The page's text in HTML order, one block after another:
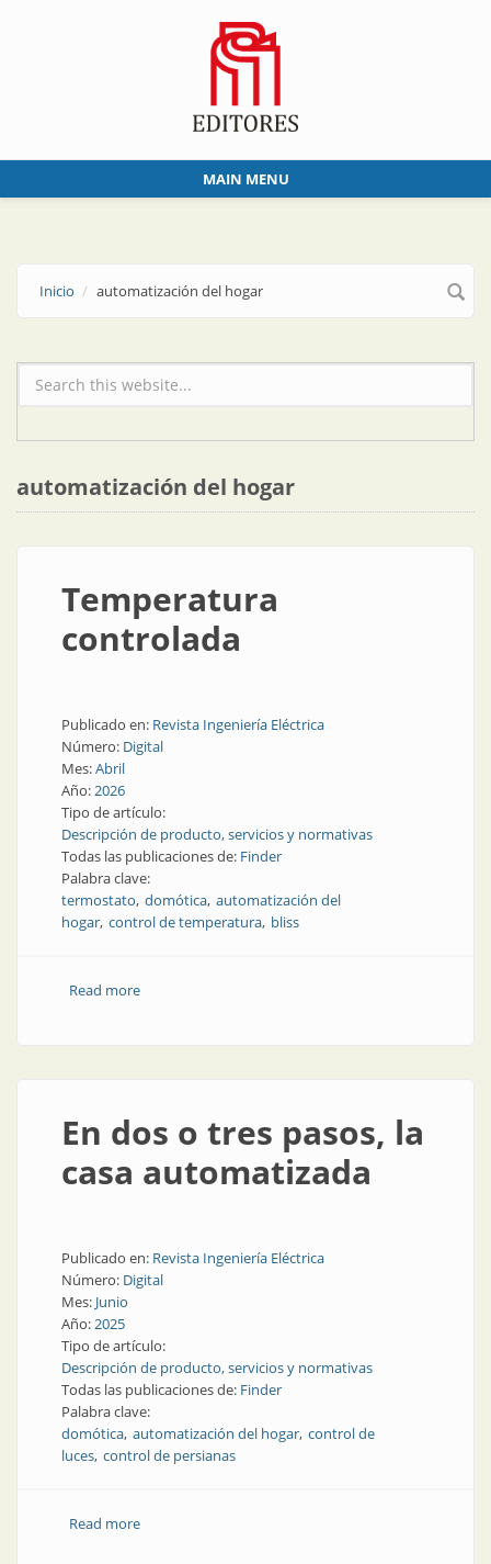
MAIN MENU
Inicio automatización del hogar
Formulario de búsqueda
automatización del hogar
Temperatura
controlada
Publicado en: Revista Ingeniería Eléctrica
Número: Digital
Mes:Abril
Año:2026
Tipo de artículo:
Descripción de producto, servicios y normativas
Todas las publicaciones de: Finder
Palabra clave:
termostato domótica automatización del
hogar control de temperatura bliss
Read moreabout Temperatura controlada
En dos o tres pasos, la
casa automatizada
Publicado en: Revista Ingeniería Eléctrica
Número: Digital
Mes: Junio
Año:2025
Tipo de artículo:
Descripción de producto, servicios y normativas
Todas las publicaciones de: Finder
Palabra clave:
domótica automatización del hogar control de
luces control de persianas
Read moreabout En dos o tres pasos, la casa automatizada